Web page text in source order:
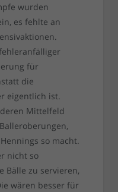
wurden
es fehlte an
für
die
eigentlich ist.
Mittelfeld
so macht.
nicht so
Bälle zu servieren,
wären besser für